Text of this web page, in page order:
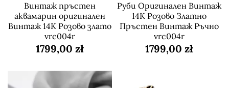
Винтаж пръстен
аквамарин оригинален
Винтаж 14K Розово злато
vrc004r
1799,00 zł
Руби Оригинален Винтаж
14K Розово Златно
Пръстен Винтаж Ръчно
vrc004r
1799,00 zł